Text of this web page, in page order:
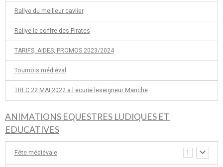
Rallye du meilleur cavlier
Rallye le coffre des Pirates
TARIFS, AIDES, PROMOS 2023/2024
Tournois médiéval
TREC 22 MAI 2022 a l ecurie leseigneur Manche
ANIMATIONS EQUESTRES LUDIQUES ET
EDUCATIVES
Fête médiévale 1